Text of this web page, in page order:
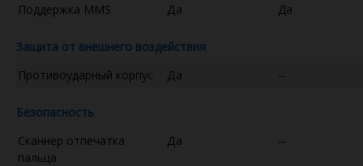
Поддержка MMS
Да Да
Защита от внешнего воздействия
Противоударный корпус
Да --
Безопасность
Сканнер отпечатка
пальца
Да --